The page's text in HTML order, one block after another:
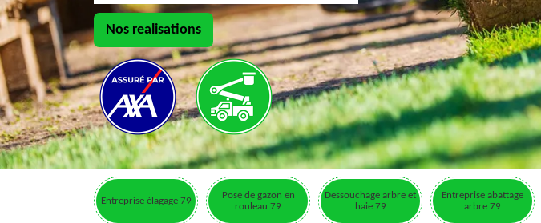
Nos realisations
Entreprise élagage 79
Pose de gazon en
rouleau 79
Dessouchage arbre et
haie 79
Entreprise abattage
arbre 79